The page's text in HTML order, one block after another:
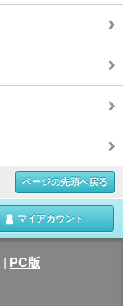
ページの先頭へ戻る
マイアカウント
PC版